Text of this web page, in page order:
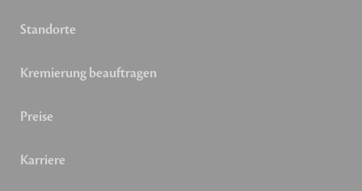
Standorte
Kremierung beauftragen
Preise
Karriere